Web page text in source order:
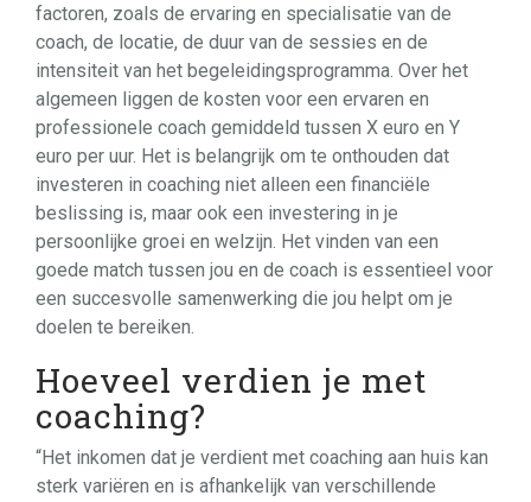
factoren, zoals de ervaring en specialisatie van de
coach, de locatie, de duur van de sessies en de
intensiteit van het begeleidingsprogramma. Over het
algemeen liggen de kosten voor een ervaren en
professionele coach gemiddeld tussen X euro en Y
euro per uur. Het is belangrijk om te onthouden dat
investeren in coaching niet alleen een financiële
beslissing is, maar ook een investering in je
persoonlijke groei en welzijn. Het vinden van een
goede match tussen jou en de coach is essentieel voor
een succesvolle samenwerking die jou helpt om je
doelen te bereiken.
Hoeveel verdien je met
coaching?
“Het inkomen dat je verdient met coaching aan huis kan
sterk variëren en is afhankelijk van verschillende